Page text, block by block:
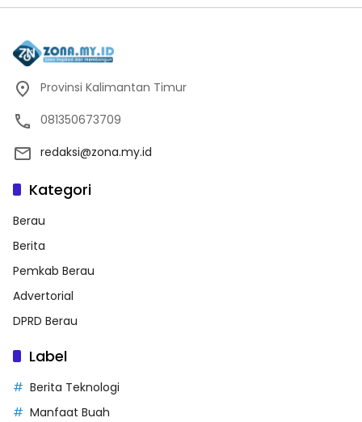
Provinsi Kalimantan Timur
081350673709
redaksi@zona.my.id
Kategori
Berau
Berita
Pemkab Berau
Advertorial
DPRD Berau
Label
Berita Teknologi
Manfaat Buah